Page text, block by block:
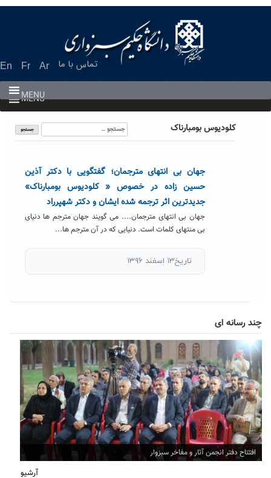
En Fr Ar تماس با ما
MENU
MENU
کلودیوس بومبارناک
جستجو
برای:
جهان بی انتهای مترجمان؛ گفتگویی با دکتر آذین
حسین زاده در خصوص « کلودیوس بومبارناک»
جدیدترین اثر ترجمه شده ایشان و دکتر شهپرراد
جهان بی انتهای مترجمان.... می گویند جهان مترجم ها دنیای
بی منتهای کلمات است. دنیایی که در آن مترجم ها...
تاریخ۱۳ اسفند ۱۳۹۶
چند رسانه ای
افتتاح دفتر انجمن آثار و مفاخر سبزوار
آرشیو